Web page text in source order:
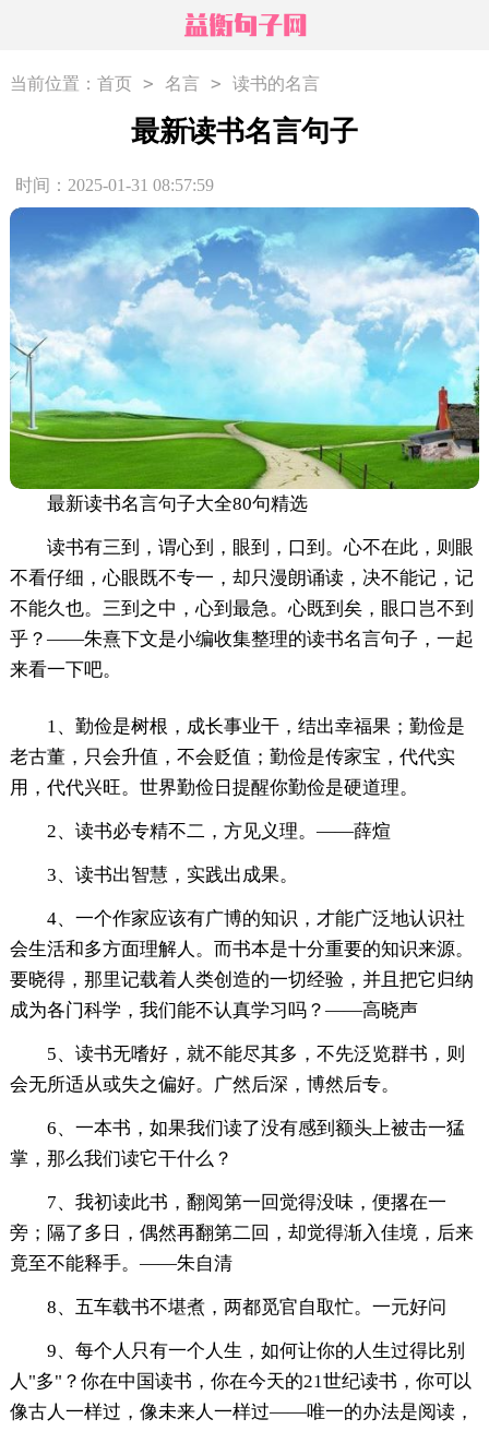
当前位置： 首页 > 名言 > 读书的名言
最新读书名言句子
时间：2025-01-31 08:57:59
最新读书名言句子大全80句精选
读书有三到，谓心到，眼到，口到。心不在此，则眼
不看仔细，心眼既不专一，却只漫朗诵读，决不能记，记
不能久也。三到之中，心到最急。心既到矣，眼口岂不到
乎？——朱熹下文是小编收集整理的读书名言句子，一起
来看一下吧。
1、勤俭是树根，成长事业干，结出幸福果；勤俭是
老古董，只会升值，不会贬值；勤俭是传家宝，代代实
用，代代兴旺。世界勤俭日提醒你勤俭是硬道理。
2、读书必专精不二，方见义理。——薛煊
3、读书出智慧，实践出成果。
4、一个作家应该有广博的知识，才能广泛地认识社
会生活和多方面理解人。而书本是十分重要的知识来源。
要晓得，那里记载着人类创造的一切经验，并且把它归纳
成为各门科学，我们能不认真学习吗？——高晓声
5、读书无嗜好，就不能尽其多，不先泛览群书，则
会无所适从或失之偏好。广然后深，博然后专。
6、一本书，如果我们读了没有感到额头上被击一猛
掌，那么我们读它干什么？
7、我初读此书，翻阅第一回觉得没味，便撂在一
旁；隔了多日，偶然再翻第二回，却觉得渐入佳境，后来
竟至不能释手。——朱自清
8、五车载书不堪煮，两都觅官自取忙。一元好问
9、每个人只有一个人生，如何让你的人生过得比别
人"多"？你在中国读书，你在今天的21世纪读书，你可以
像古人一样过，像未来人一样过——唯一的办法是阅读，